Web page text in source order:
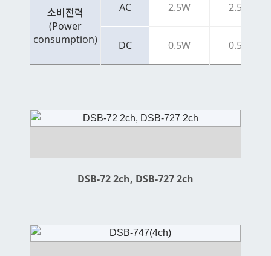
소비전력
(Power
consumption)
AC 2.5W 2.5W
DC 0.5W 0.5W
DSB-72 2ch, DSB-727 2ch